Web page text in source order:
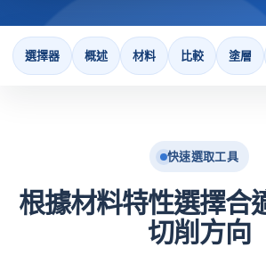
選擇器 概述 材料 比較 塗層
快速選取工具
根據材料特性選擇合
切削方向